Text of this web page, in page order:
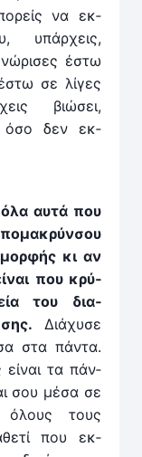
να εκ­
υπάρ­χεις,
έστω
σε λίγες
βιώσει,
όσο δεν εκ­
αυτά που
κι αν
που κρύ­
του δια­
Διάχυσε
στα πάν­τα.
είναι τα πάν­
σου μέσα σε
τους
που εκ­